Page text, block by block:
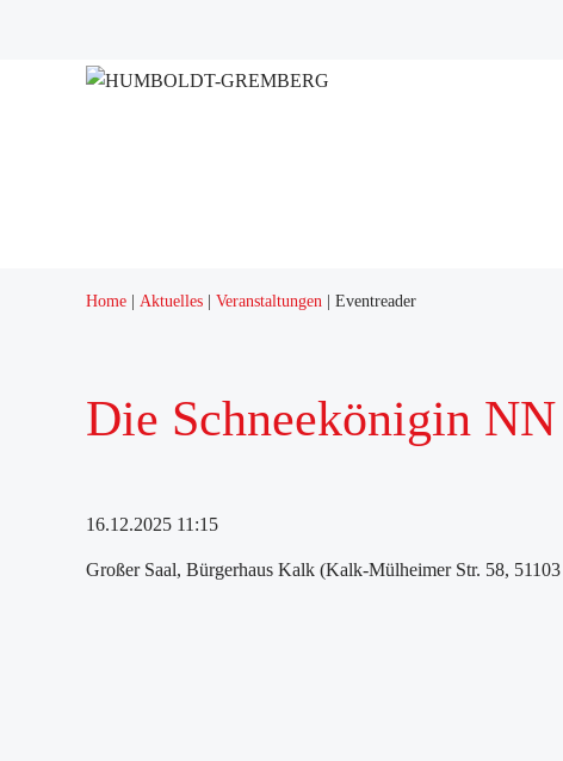
Home Aktuelles Veranstaltungen Eventreader
Die Schneekönigin
16.12.2025 11:15
Großer Saal, Bürgerhaus Kalk (Kalk-Mülheimer Str. 58,